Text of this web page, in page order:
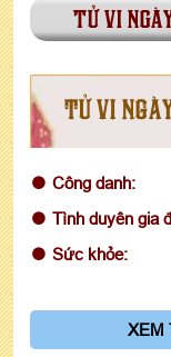
tử vi
TỬ VI
Công danh:
Tình duyên gia
Sức khỏe:
XEM